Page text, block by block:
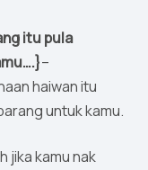
itu pula
–
haiwan itu
untuk kamu.
jika kamu nak